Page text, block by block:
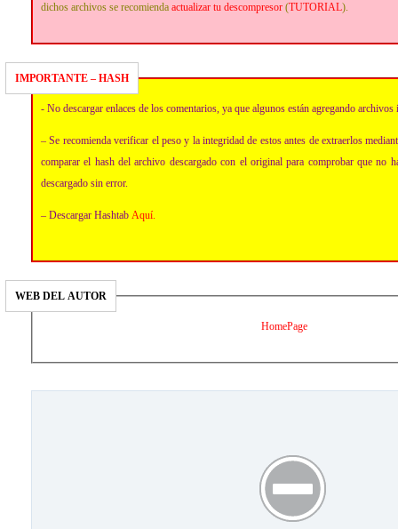
dichos archivos se recomienda actualizar tu descompresor (TUTORIAL).
IMPORTANTE – HASH
- No descargar enlaces de los comentarios, ya que algunos están agregando
– Se recomienda verificar el peso y la integridad de estos antes de extraerlos
comparar el hash del archivo descargado con el original para comprobar que no
descargado sin error.
– Descargar Hashtab Aquí
WEB DEL AUTOR
HomePage